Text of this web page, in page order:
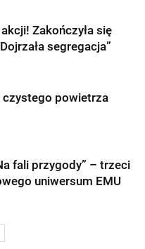
Zakończyła się
segregacja”
czystego powietrza
fali przygody” – trzeci
uniwersum EMU